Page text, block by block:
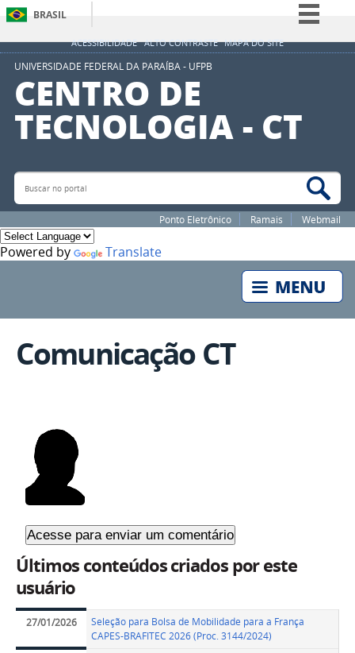
ACESSIBILIDADE ALTO CONTRASTE MAPA DO SITE
BRASIL
Simplifique!
Acesso à informação
Legislação
UNIVERSIDADE FEDERAL DA PARAÍBA - UFPB
CENTRO DE
TECNOLOGIA - CT
Buscar no portal
Ponto Eletrônico Ramais Webmail
Powered by Translate
Comunicação CT
Últimos conteúdos criados por este
usuário
27/01/2026
Seleção para Bolsa de Mobilidade para a França
CAPES-BRAFITEC 2026 (Proc. 3144/2024)